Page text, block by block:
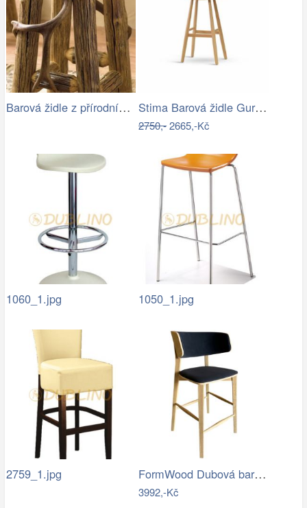
Barová židle z přírodního dřeva Stima Barová židle Guru masiv buk
2750,-2665,-Kč
1060_1.jpg 1050_1.jpg
2759_1.jpg FormWood Dubová barová židle Nora 67 cm…
3992,-Kč